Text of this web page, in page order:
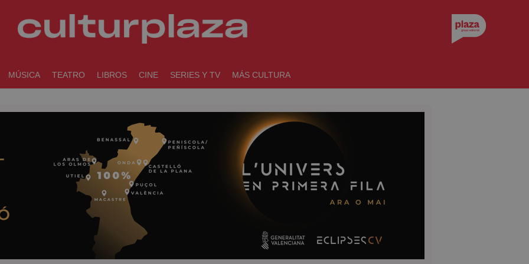
MÚSICA TEATRO LIBROS CINE SERIES Y TV MÁS CULTURA